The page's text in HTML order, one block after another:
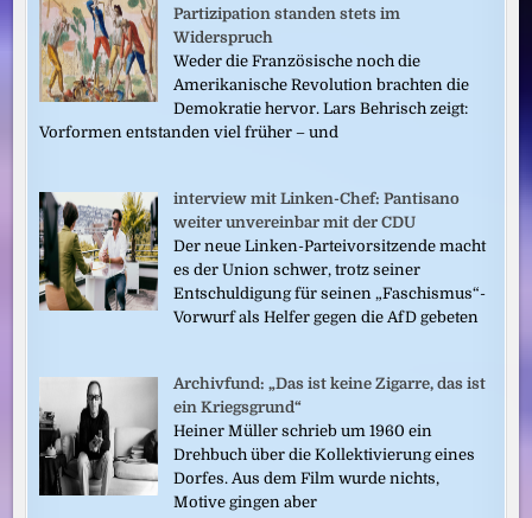
Partizipation standen stets im
Widerspruch
Weder die Französische noch die
Amerikanische Revolution brachten die
Demokratie hervor. Lars Behrisch zeigt:
Vorformen entstanden viel früher – und
interview mit Linken-Chef: Pantisano
weiter unvereinbar mit der CDU
Der neue Linken-Parteivorsitzende macht
es der Union schwer, trotz seiner
Entschuldigung für seinen „Faschismus“-
Vorwurf als Helfer gegen die AfD gebeten
Archivfund: „Das ist keine Zigarre, das ist
ein Kriegsgrund“
Heiner Müller schrieb um 1960 ein
Drehbuch über die Kollektivierung eines
Dorfes. Aus dem Film wurde nichts,
Motive gingen aber